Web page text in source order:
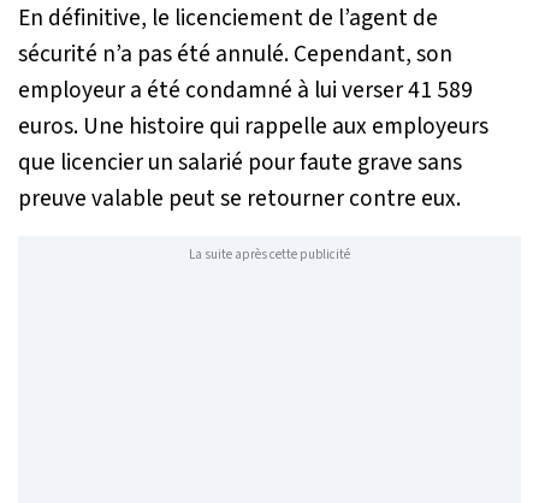
En définitive, le licenciement de l’agent de
sécurité n’a pas été annulé. Cependant, son
employeur a été condamné à lui verser 41 589
euros. Une histoire qui rappelle aux employeurs
que licencier un salarié pour faute grave sans
preuve valable peut se retourner contre eux.
La suite après cette publicité